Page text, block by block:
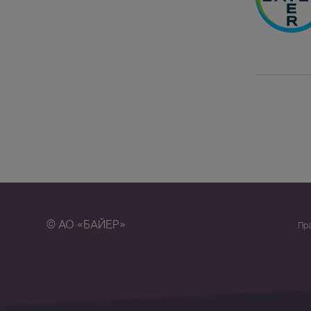
© АО «БАЙЕР»